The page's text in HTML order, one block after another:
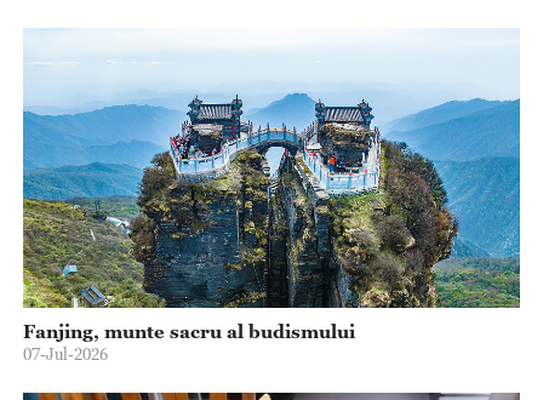
Fanjing, munte sacru al budismului
07-Jul-2026